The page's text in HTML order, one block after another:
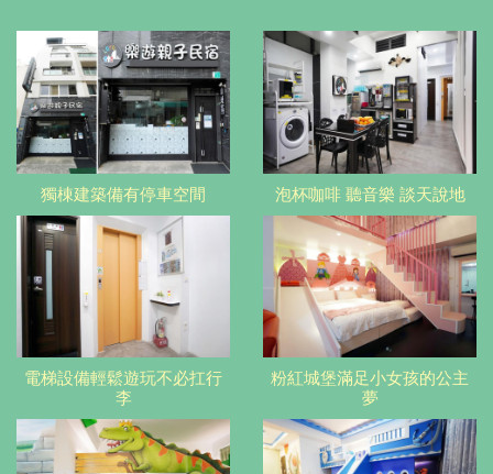
獨棟建築備有停車空間 泡杯咖啡 聽音樂 談天說地
電梯設備輕鬆遊玩不必扛行
李
粉紅城堡滿足小女孩的公主
夢